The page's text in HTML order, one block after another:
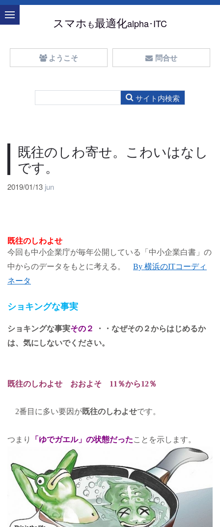
スマホ も最適化alpha･ITC
ようこそ 問合せ
既往のしわ寄せ。こわいはなし
です。
2019/01/13 jun
既往のしわよせ
今回も中小企業庁が毎年公開している「中小企業白書」の
中からのデータをもとに考える。 By 横浜のITコーディ
ネータ
ショキングな事実
ショキングな事実その ２
・・なぜその２からはじめるか
は、気にしないでください。
既往のしわよせ おおよそ 11％から12％
2番目に多い要因が既往のしわよせです。
つまり 「ゆでガエル」の状態だったことを示します。